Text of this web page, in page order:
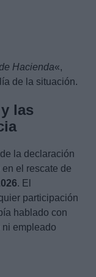
Hacienda«,
de la situación.
las
la declaración
el rescate de
. El
participación
hablado con
empleado